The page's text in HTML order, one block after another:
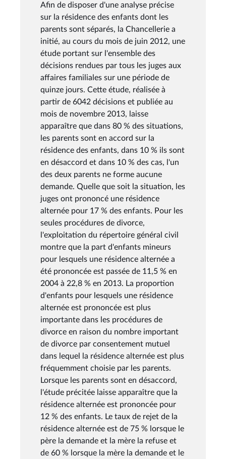
Afin de disposer d'une analyse précise
sur la résidence des enfants dont les
parents sont séparés, la Chancellerie a
initié, au cours du mois de juin 2012, une
étude portant sur l'ensemble des
décisions rendues par tous les juges aux
affaires familiales sur une période de
quinze jours. Cette étude, réalisée à
partir de 6042 décisions et publiée au
mois de novembre 2013, laisse
apparaître que dans 80 % des situations,
les parents sont en accord sur la
résidence des enfants, dans 10 % ils sont
en désaccord et dans 10 % des cas, l'un
des deux parents ne forme aucune
demande. Quelle que soit la situation, les
juges ont prononcé une résidence
alternée pour 17 % des enfants. Pour les
seules procédures de divorce,
l'exploitation du répertoire général civil
montre que la part d'enfants mineurs
pour lesquels une résidence alternée a
été prononcée est passée de 11,5 % en
2004 à 22,8 % en 2013. La proportion
d'enfants pour lesquels une résidence
alternée est prononcée est plus
importante dans les procédures de
divorce en raison du nombre important
de divorce par consentement mutuel
dans lequel la résidence alternée est plus
fréquemment choisie par les parents.
Lorsque les parents sont en désaccord,
l'étude précitée laisse apparaître que la
résidence alternée est prononcée pour
12 % des enfants. Le taux de rejet de la
résidence alternée est de 75 % lorsque le
père la demande et la mère la refuse et
de 60 % lorsque la mère la demande et le